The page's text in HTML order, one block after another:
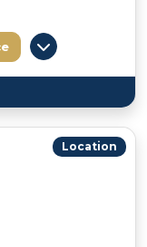
Location